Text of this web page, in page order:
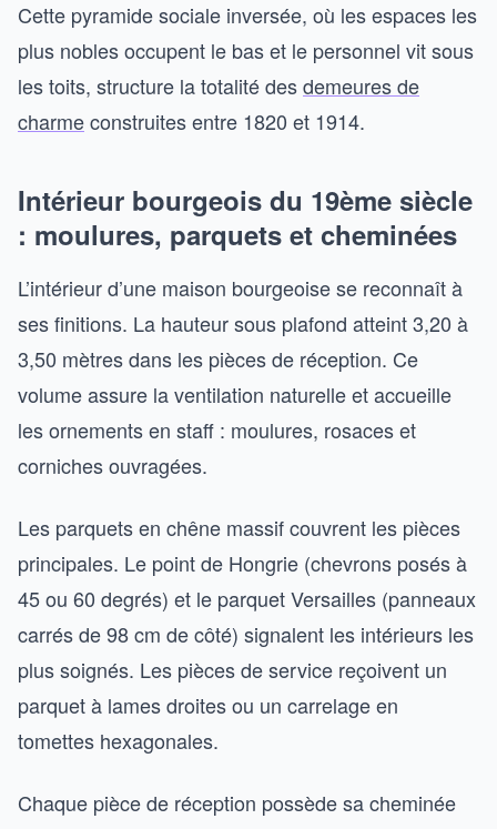
Cette pyramide sociale inversée, où les espaces les
plus nobles occupent le bas et le personnel vit sous
les toits, structure la totalité desdemeures de
charmeconstruites entre 1820 et 1914.
Intérieur bourgeois du 19ème siècle
: moulures, parquets et cheminées
L’intérieur d’une maison bourgeoise se reconnaît à
ses finitions. La hauteur sous plafond atteint 3,20 à
3,50 mètres dans les pièces de réception. Ce
volume assure la ventilation naturelle et accueille
les ornements en staff : moulures, rosaces et
corniches ouvragées.
Les parquets en chêne massif couvrent les pièces
principales. Le point de Hongrie (chevrons posés à
45 ou 60 degrés) et le parquet Versailles (panneaux
carrés de 98 cm de côté) signalent les intérieurs les
plus soignés. Les pièces de service reçoivent un
parquet à lames droites ou un carrelage en
tomettes hexagonales.
Chaque pièce de réception possède sa cheminée